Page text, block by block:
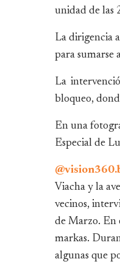
unidad de las
La dirigencia
para sumarse
La
bloqueo,
En una
Especial de
Viacha y la
vecinos,
de Marzo. En
markas.
algunas que